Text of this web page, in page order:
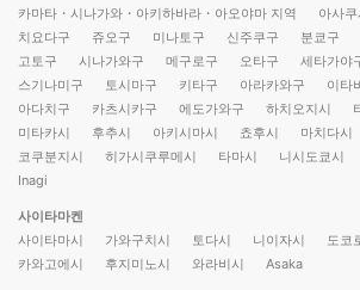
카마타・시나가와・아키하바라・아오야마 지역
아사
치요다구
쥬오구 미나토구 신주쿠구 분쿄구
고토구
시나가와구 메구로구 오타구 세타가야
스기나미구
토시마구 키타구 아라카와구 이타
아다치구
카츠시카구 에도가와구 하치오지시
미타카시
후추시 아키시마시 쵸후시 마치다시
코쿠분지시
히가시쿠루메시 타마시 니시도쿄시
Inagi
사이타마켄
사이타마시
가와구치시 토다시 니이자시 도코
카와고에시
후지미노시 와라비시 Asaka